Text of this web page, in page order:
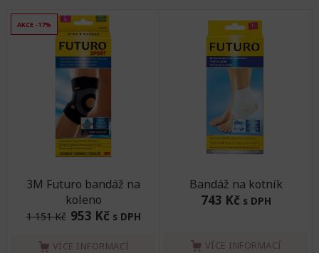
AKCE -17%
3M Futuro bandáž na
koleno
1 151 Kč 953 Kč s DPH
VÍCE INFORMACÍ
Bandáž na kotník
743 Kč s DPH
VÍCE INFORMACÍ